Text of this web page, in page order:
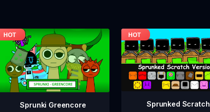
Sprunki Greencore Sprunked Scratch